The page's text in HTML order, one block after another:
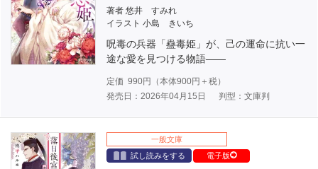
著者 悠井 すみれ
イラスト 小島 きいち
呪毒の兵器「蠱毒姫」が、己の運命に抗い一
途な愛を見つける物語――
定価 990円（本体900円＋税）
発売日：2026年04月15日
判型：文庫判
一般文庫
試し読みをする
電子版